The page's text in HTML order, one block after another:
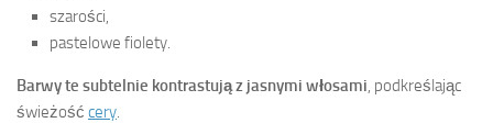
szarości,
pastelowe fiolety.
Barwy te subtelnie kontrastują z jasnymi włosami, podkreślając
świeżość cery.